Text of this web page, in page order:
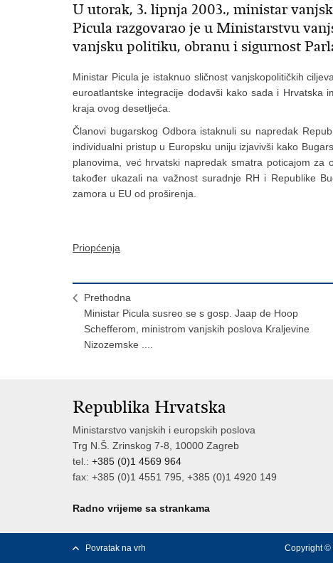
U utorak, 3. lipnja 2003., ministar
Picula razgovarao je u Ministarstvu
vanjsku politiku, obranu i sigurnost
Ministar Picula je istaknuo sličnost vanjskopolitičkih
euroatlantske integracije dodavši kako sada i Hrvatska
kraja ovog desetljeća.
Članovi bugarskog Odbora istaknuli su napredak
individualni pristup u Europsku uniju izjavivši kako
planovima, već hrvatski napredak smatra poticajom za
također ukazali na važnost suradnje RH i Republike
zamora u EU od proširenja.
Priopćenja
Prethodna
Ministar Picula susreo se s gosp. Jaap de Hoop
Schefferom, ministrom vanjskih poslova Kraljevine
Nizozemske ....
Republika Hrvatska
Ministarstvo vanjskih i europskih poslova
Trg N.Š. Zrinskog 7-8, 10000 Zagreb
tel.: +385 (0)1 4569 964
fax: +385 (0)1 4551 795, +385 (0)1 4920 149
Radno vrijeme sa strankama
Povratak na vrh Copyright ©